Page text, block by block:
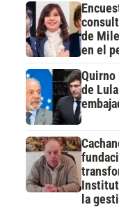
de
en el
Quirno
de
la